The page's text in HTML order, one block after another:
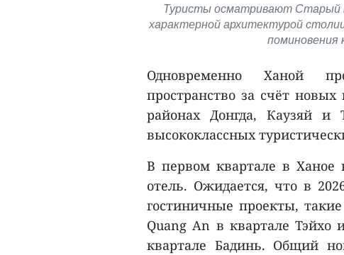
Туристы осматривают Старый
характерной архитектурой
поминовения
Одновременно Ханой
пространство за счёт
районах Донгда, Каузяй и
высококлассных
В первом квартале в Ханое
отель. Ожидается, что в
гостиничные проекты,
Quang An в квартале Тэйхо
квартале Бадинь. Общий